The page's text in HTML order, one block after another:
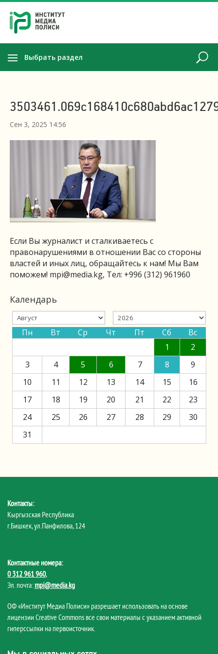
Выбрать раздел
Сен 3, 2025 14:56
Если Вы журналист и сталкиваетесь с
правонарушениями в отношении Вас со стороны
властей и иных лиц, обращайтесь к нам! Мы Вам
поможем! mpi@media.kg, Тел: +996 (312) 961960
Календарь
Пн Вт Ср Чт Пт Сб
Вс
1
2
3
4 5 6 7 8
9
10
11 12 13 14 15
16
17
18 19 20 21 22
23
24
25 26 27 28 29
30
31
Контакты:
Кыргызская Республика
г.Бишкек, ул.Панфилова, 124
Контактные номера:
0 312 961 960,
Эл. почта: mpi@media.kg
ОФ «Институт Медиа Полиси» разрешает использовать на основе
лицензии Creative Commons все свои материалы с указанием активной
гиперссылки на первоисточник.